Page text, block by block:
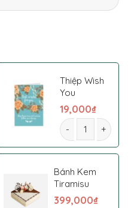
0015 số lượng
Thiệp Wish
You
19,000₫
Kệ Hoa Chia
Bánh Kem
Tiramisu
399,000₫